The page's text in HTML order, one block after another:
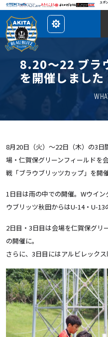
スポ
レ
イ
ア
を
カ
ス
タ
マ
8.20〜22 ブラ
を開催しました
8月20日（火）〜22日（木）の3
場・仁賀保グリーンフィールドを
戦「ブラウブリッツカップ」を開
1日目は雨の中での開催。Wウイ
ウブリッツ秋田からはU-14・U-13
2日目・3日目は会場を仁賀保グリ
の開催に。
さらに、3日目にはアルビレック